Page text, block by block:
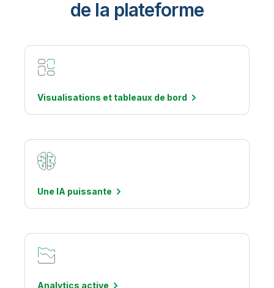
de la plateforme
Visualisations et tableaux de bord
Une IA puissante
Analytics active